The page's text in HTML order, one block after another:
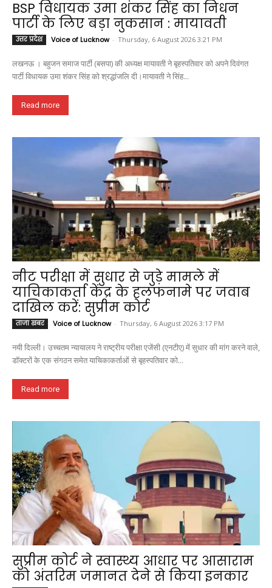
BSP विधायक उमा शंकर सिंह का निधन
पार्टी के लिए बड़ा नुकसान : मायावती
उत्तर प्रदेश Voice of Lucknow - Thursday, 6 August 2026 3:21 PM
लखनऊ । बहुजन समाज पार्टी (बसपा) की अध्यक्ष मायावती ने बृहस्पतिवार को अपने दिवंगत
पार्टी विधायक उमा शंकर सिंह को श्रद्धांजलि दी।मायावती ने सिंह...
Read more
नीट परीक्षा में सुधार से जुड़े मामले में
याचिकाकर्ता केंद्र के हलफनामे पर जवाब
दाखिल करें: सुप्रीम कोर्ट
ताजा खबर Voice of Lucknow - Thursday, 6 August 2026 3:17 PM
नयी दिल्ली। उच्चतम न्यायालय ने राष्ट्रीय परीक्षा एजेंसी (एनटीए) में सुधार की मांग करने वाले,
डॉक्टरों के एक संगठन समेत याचिकाकर्ताओं से बृहस्पतिवार को...
Read more
सुप्रीम कोर्ट ने स्वास्थ्य आधार पर आसाराम
को अंतरिम जमानत देने से किया इनकार